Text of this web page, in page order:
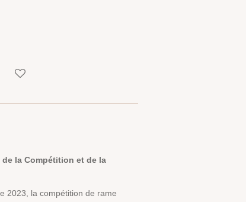
de la Compétition et de la
2023, la compétition de rame